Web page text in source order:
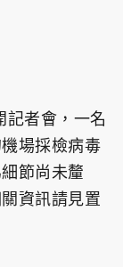
記者會，一名
場採檢病毒
節尚未釐
資訊請見置